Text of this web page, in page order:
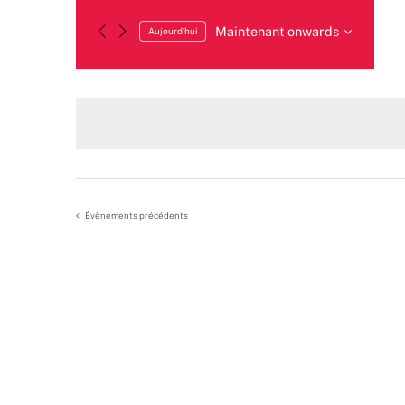
Aujourd’hui
Maintenant onwards
date.
Évènementsprécédents